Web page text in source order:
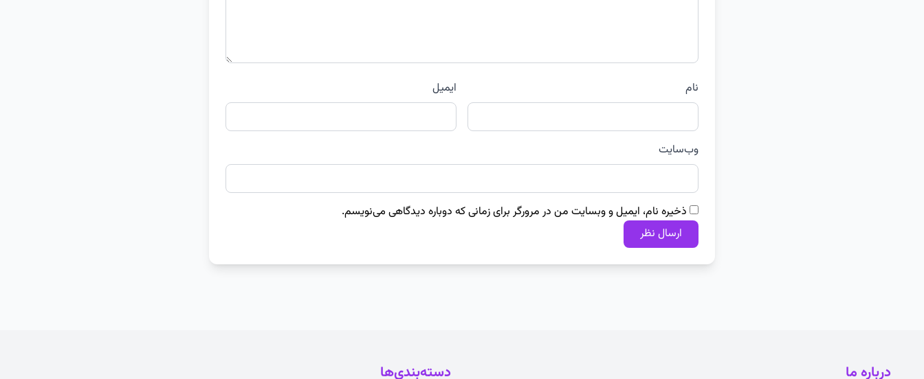
نام ایمیل
وب‌سایت
ذخیره نام، ایمیل و وبسایت من در مرورگر برای زمانی که دوباره دیدگاهی می‌نویسم.
درباره ما دسته‌بندی‌ها